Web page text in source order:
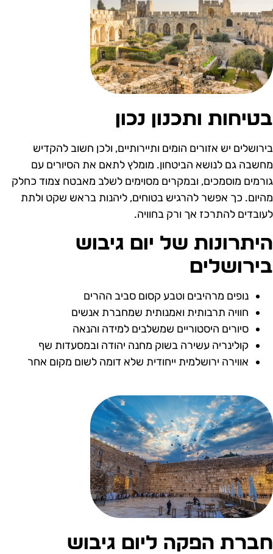
ותכנון נכון
יש אזורים הומים ותיירותיים, ולכן חשוב להקדיש
גם לנושא הביטחון. מומלץ לתאם את הסיורים עם
מוסמכים, ובמקרים מסוימים לשלב מאבטח צמוד כחלק
כך אפשר להרגיש בטוחים, ליהנות בראש שקט ולתת
להתרכז אך ורק בחוויה.
של יום גיבוש
נופים מרהיבים וטבע קסום סביב ההרים
חוויה תרבותית ואמנותית שמחברת אנשים
סיורים היסטוריים שמשלבים למידה והנאה
קולינריה עשירה בשוק מחנה יהודה ובמסעדות שף
אווירה ירושלמית ייחודית שלא דומה לשום מקום אחר
הפקה ליום גיבוש